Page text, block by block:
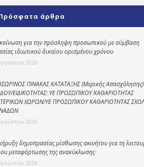
Κοινωνικό
παντοπωλείο
Kοινωνικό
φαρμακείο
Κέντρο Ημερήσιας
Φροντίδας
Ηλικιωμένων
(Κ.Η.Φ.Η.) Πρέβεζας
άρθρα
για την πρόσληψη προσωπικού με σύμβαση
ιδιωτικού δικαίου ορισμένου χρόνου
2026
ΠΙΝΑΚΑΣ ΚΑΤΑΤΑΞΗΣ (Μερικής Απασχόλησης)
ΕΙΔΙΚΟΤΗΤΑΣ: ΥΕ ΠΡΟΣΩΠΙΚΟΥ ΚΑΘΑΡΙΟΤΗΤΑΣ
ΧΩΡΩΝ/ΥΕ ΠΡΟΣΩΠΙΚΟΥ ΚΑΘΑΡΙΟΤΗΤΑΣ
2026
δημοπρασίας μίσθωσης ακινήτου για τη
μεταφόρτωσης της ανακύκλωσης
2026